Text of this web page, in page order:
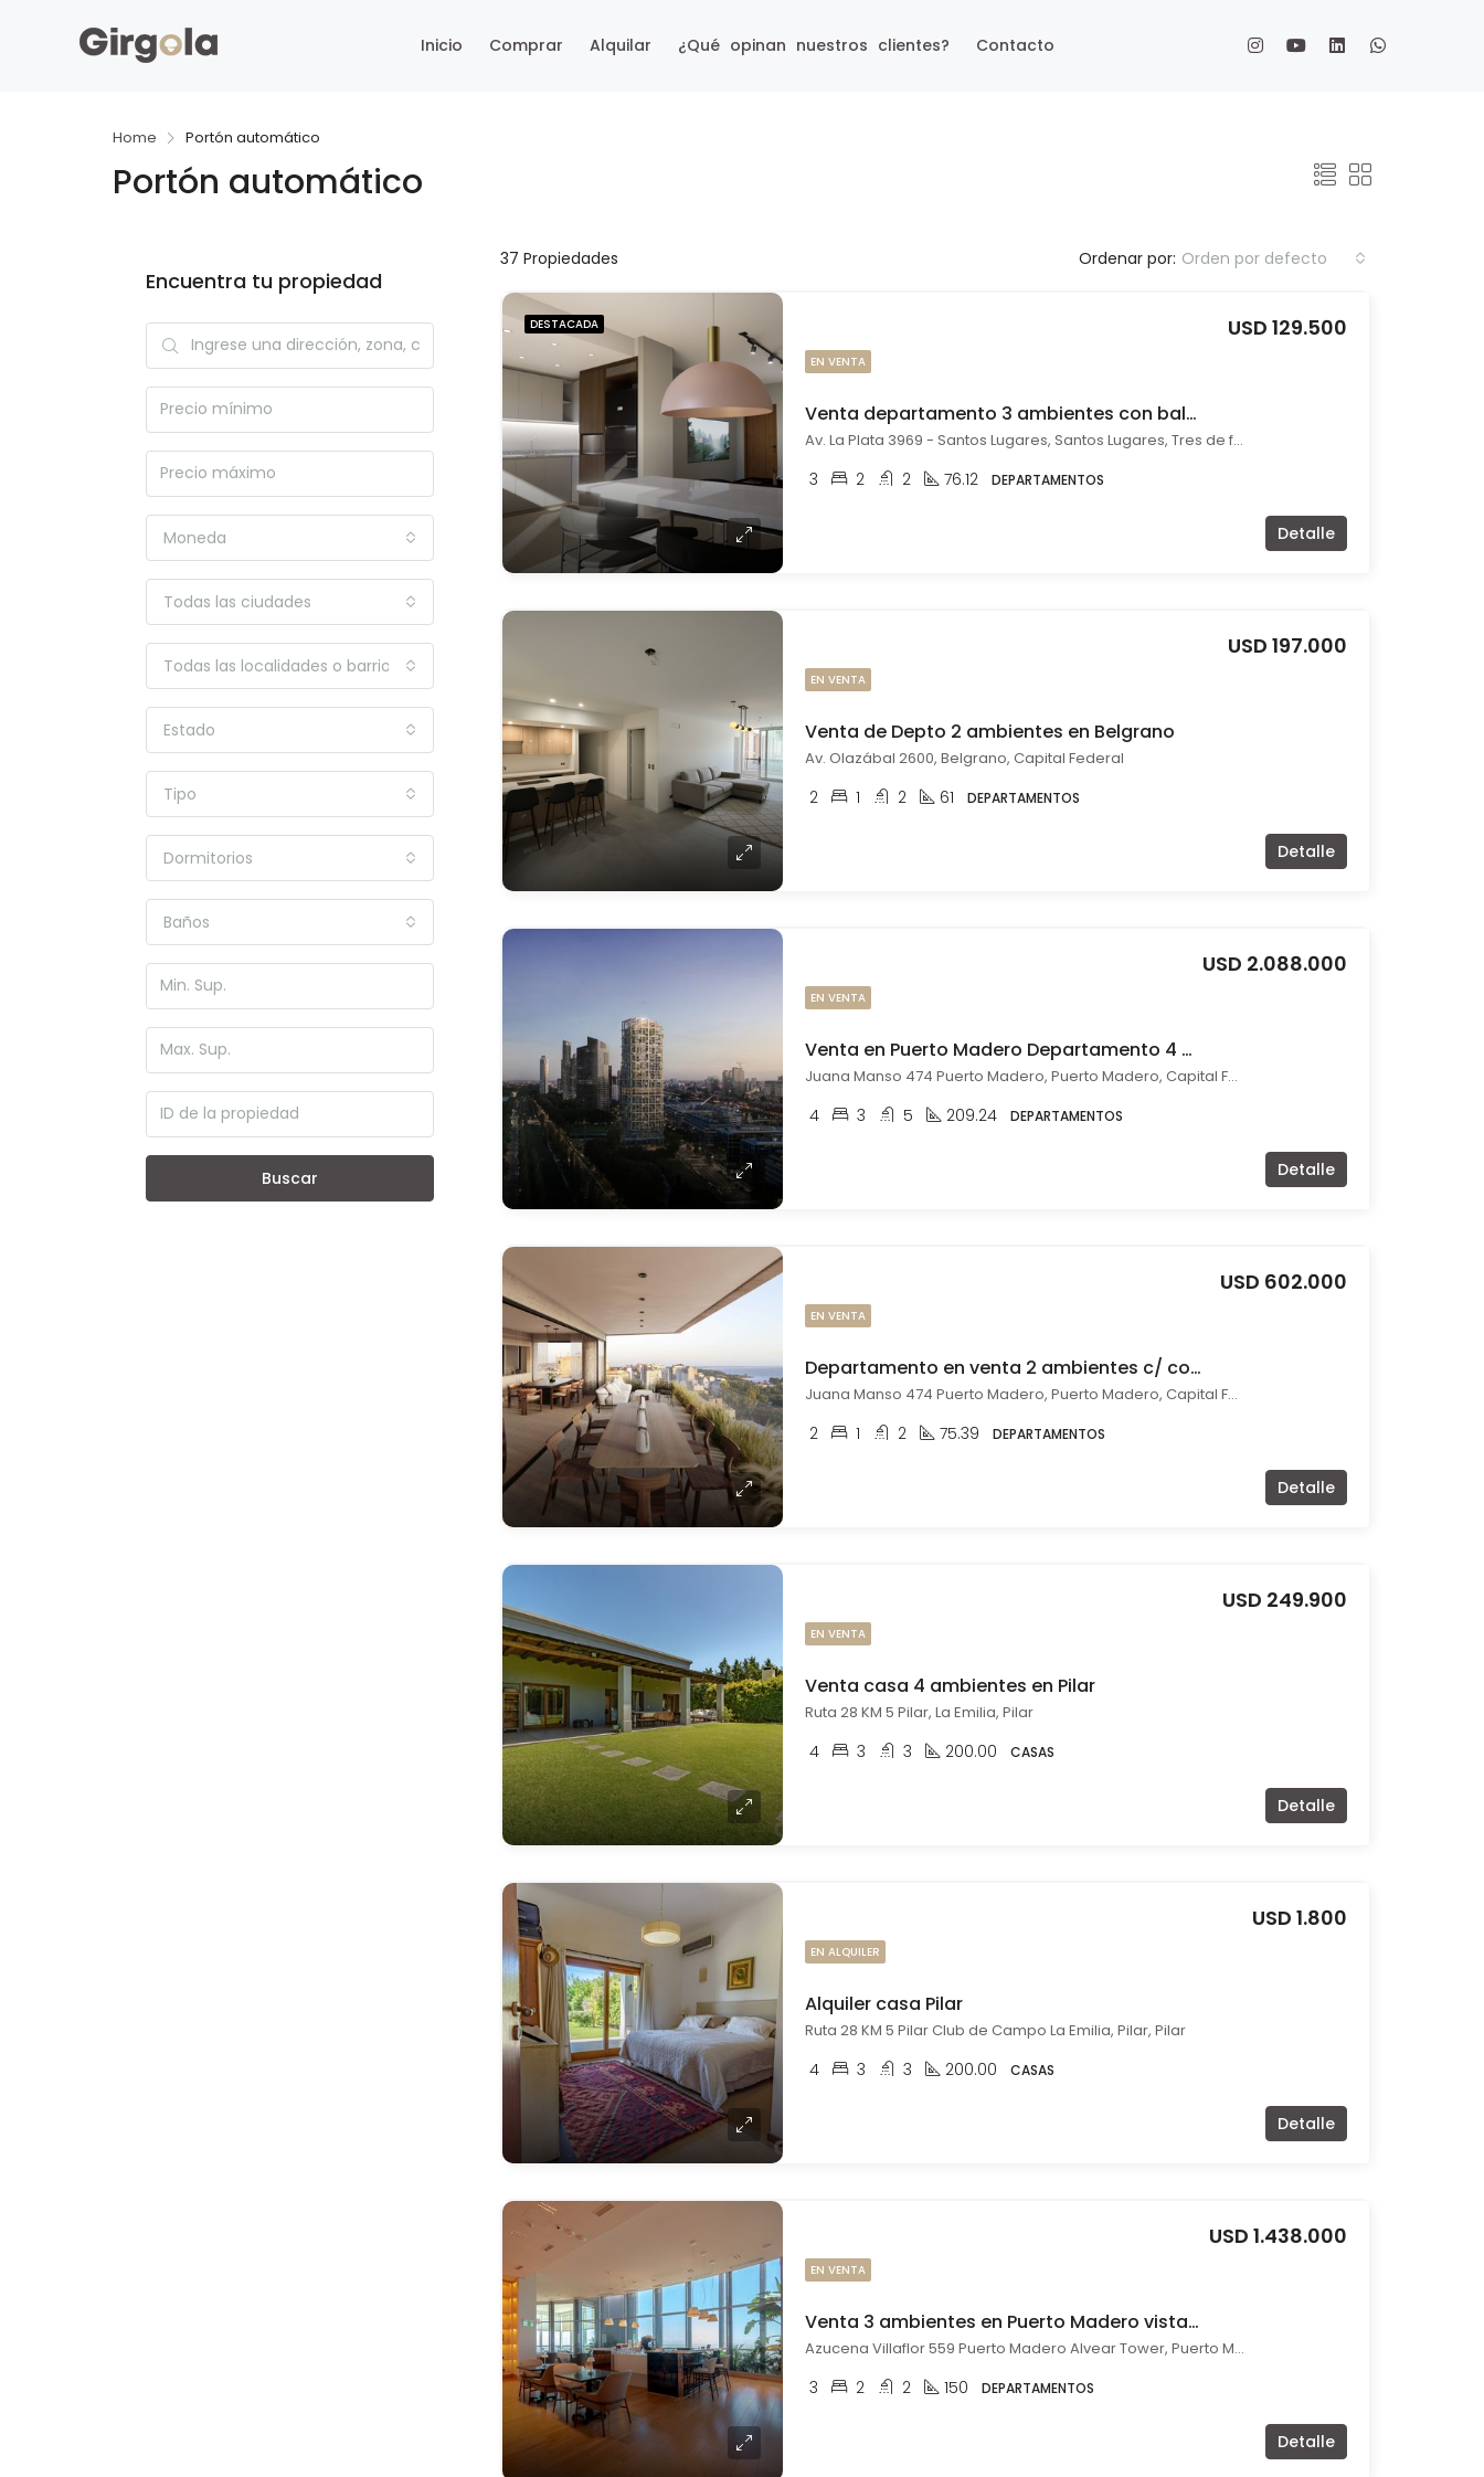
Inicio Comprar Alquilar ¿Qué opinan nuestros clientes? Contacto
Home Portón automático
Portón automático
37 Propiedades Ordenar por: Orden por defecto
DESTACADA
EN VENTA
Venta departamento 3 ambientes con balcón y parrilla Santos Lugares
USD 129.500
Av. La Plata 3969 - Santos Lugares, Santos Lugares, Tres de febrero
3 2 2 76.12 DEPARTAMENTOS
Detalle
EN VENTA
Venta de Depto 2 ambientes en Belgrano
USD 197.000
Av. Olazábal 2600, Belgrano, Capital Federal
2 1 2 61 DEPARTAMENTOS
Detalle
EN VENTA
Venta en Puerto Madero Departamento 4 ambientes c/ cochera
USD 2.088.000
Juana Manso 474 Puerto Madero, Puerto Madero, Capital Federal
4 3 5 209.24 DEPARTAMENTOS
Detalle
EN VENTA
Departamento en venta 2 ambientes c/ cochera en Puerto Madero
USD 602.000
Juana Manso 474 Puerto Madero, Puerto Madero, Capital Federal
2 1 2 75.39 DEPARTAMENTOS
Detalle
EN VENTA
Venta casa 4 ambientes en Pilar
USD 249.900
Ruta 28 KM 5 Pilar, La Emilia, Pilar
4 3 3 200.00 CASAS
Detalle
EN ALQUILER
Alquiler casa Pilar
USD 1.800
Ruta 28 KM 5 Pilar Club de Campo La Emilia, Pilar, Pilar
4 3 3 200.00 CASAS
Detalle
EN VENTA
Venta 3 ambientes en Puerto Madero vista al rio con cochera
USD 1.438.000
Azucena Villaflor 559 Puerto Madero Alvear Tower, Puerto Madero, Capital Federal
3 2 2 150 DEPARTAMENTOS
Detalle
Encuentra tu propiedad
Moneda
Todas las ciudades
Todas las localidades o barrios
Estado
Tipo
Dormitorios
Baños
Buscar